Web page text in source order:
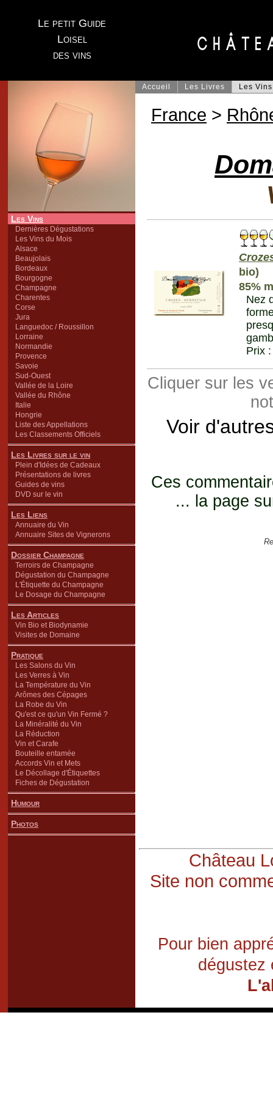
Le petit Guide
Loisel
des vins
Les Vins
Dernières Dégustations
Les Vins du Mois
Alsace
Beaujolais
Bordeaux
Bourgogne
Champagne
Charentes
Corse
Jura
Languedoc / Roussillon
Lorraine
Normandie
Provence
Savoie
Sud-Ouest
Vallée de la Loire
Vallée du Rhône
Italie
Hongrie
Liste des Appellations
Les Classements Officiels
Les Livres sur le vin
Plein d'Idées de Cadeaux
Présentations de livres
Guides de vins
DVD sur le vin
Les Liens
Annuaire du Vin
Annuaire Sites de Vignerons
Dossier Champagne
Terroirs de Champagne
Dégustation du Champagne
L'Étiquette du Champagne
Le Dosage du Champagne
Les Articles
Vin Bio et Biodynamie
Visites de Domaine
Pratique
Les Salons du Vin
Les Verres à Vin
La Température du Vin
Arômes des Cépages
La Robe du Vin
Qu'est ce qu'un Vin Fermé ?
La Minéralité du Vin
La Réduction
Vin et Carafe
Bouteille entamée
Accords Vin et Mets
Le Décollage d'Étiquettes
Fiches de Dégustation
Humour
Photos
Accueil Les Livres Les Vins
France >
bio)
85%
Nez
Prix
Cliquer sur les
Voir
Ces
... la page
Château
Site non
Pour bien
dégustez